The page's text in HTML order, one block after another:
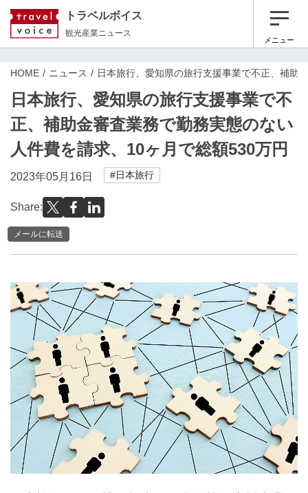
トラベルボイス
観光産業ニュース
メニュー
HOME ニュース 日本旅行、愛知県の旅行支援事業で不正、補助
日本旅行、愛知県の旅行支援事業で不
正、補助金審査業務で勤務実態のない
人件費を請求、10ヶ月で総額530万円
2023年05月16日 #日本旅行
Share:
メールに転送